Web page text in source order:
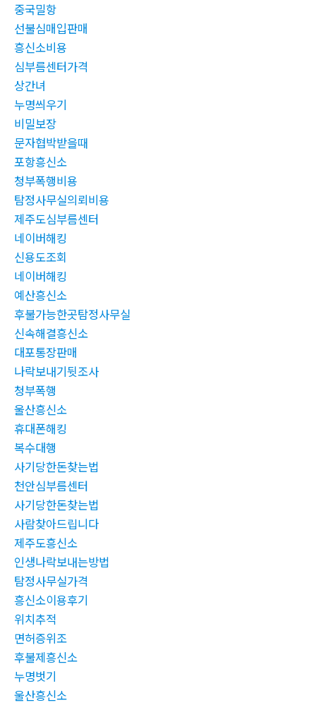
중국밀항
선불심매입판매
흥신소비용
심부름센터가격
상간녀
누명씌우기
비밀보장
문자협박받을때
포항흥신소
청부폭행비용
탐정사무실의뢰비용
제주도심부름센터
네이버해킹
신용도조회
네이버해킹
예산흥신소
후불가능한곳탐정사무실
신속해결흥신소
대포통장판매
나락보내기뒷조사
청부폭행
울산흥신소
휴대폰해킹
복수대행
사기당한돈찾는법
천안심부름센터
사기당한돈찾는법
사람찾아드립니다
제주도흥신소
인생나락보내는방법
탐정사무실가격
흥신소이용후기
위치추적
면허증위조
후불제흥신소
누명벗기
울산흥신소